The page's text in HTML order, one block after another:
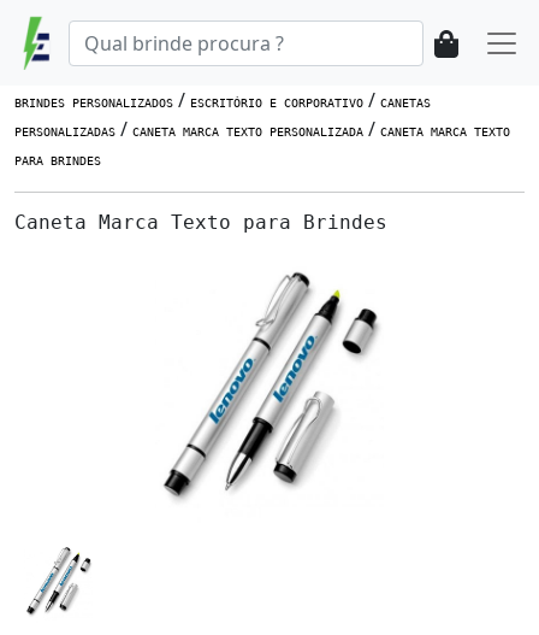
BRINDES PERSONALIZADOS / ESCRITÓRIO E CORPORATIVO / CANETAS
PERSONALIZADAS / CANETA MARCA TEXTO PERSONALIZADA / CANETA MARCA TEXTO
PARA BRINDES
Caneta Marca Texto para Brindes